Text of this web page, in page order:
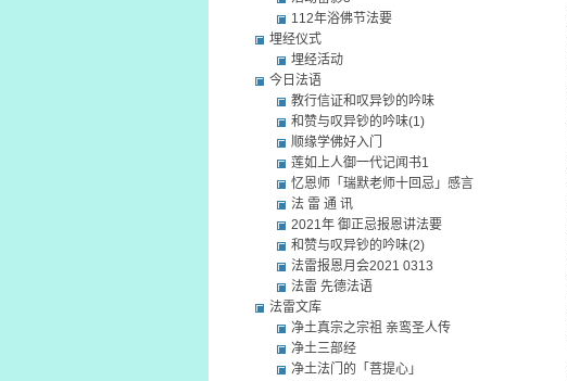
112年浴佛节法要
埋经仪式
埋经活动
今日法语
教行信证和叹异钞的吟味
和赞与叹异钞的吟味(1)
顺缘学佛好入门
莲如上人御一代记闻书1
忆恩师「瑞默老师十回忌」感言
法 雷 通 讯
2021年 御正忌报恩讲法要
和赞与叹异钞的吟味(2)
法雷报恩月会2021 0313
法雷 先德法语
法雷文库
净土真宗之宗祖 亲鸾圣人传
净土三部经
净土法门的「菩提心」